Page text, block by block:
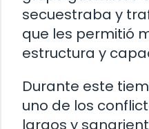
secuestraba y
que les permitió
estructura y
Durante este
uno de los
largos y